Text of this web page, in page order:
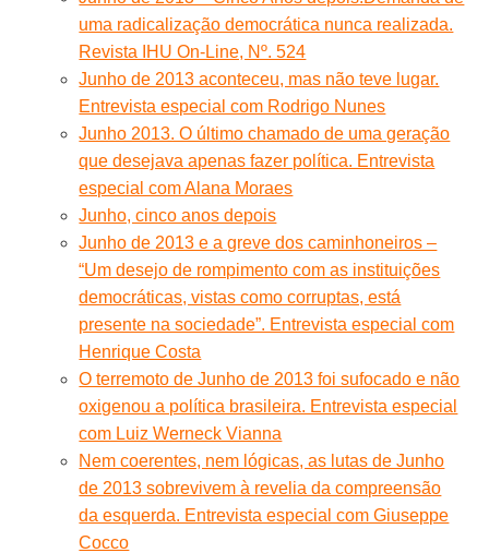
uma radicalização democrática nunca realizada.
Revista IHU On-Line, Nº. 524
Junho de 2013 aconteceu, mas não teve lugar.
Entrevista especial com Rodrigo Nunes
Junho 2013. O último chamado de uma geração
que desejava apenas fazer política. Entrevista
especial com Alana Moraes
Junho, cinco anos depois
Junho de 2013 e a greve dos caminhoneiros –
“Um desejo de rompimento com as instituições
democráticas, vistas como corruptas, está
presente na sociedade”. Entrevista especial com
Henrique Costa
O terremoto de Junho de 2013 foi sufocado e não
oxigenou a política brasileira. Entrevista especial
com Luiz Werneck Vianna
Nem coerentes, nem lógicas, as lutas de Junho
de 2013 sobrevivem à revelia da compreensão
da esquerda. Entrevista especial com Giuseppe
Cocco